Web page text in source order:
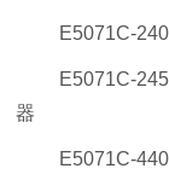
E5071C-
E5071C-
器
E5071C-